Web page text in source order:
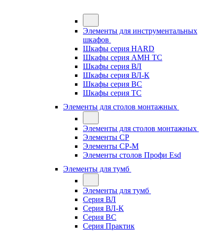
Элементы для инструментальных
шкафов
Шкафы серия HARD
Шкафы серия АМН ТС
Шкафы серия ВЛ
Шкафы серия ВЛ-К
Шкафы серия ВС
Шкафы серия ТС
Элементы для столов монтажных
Элементы для столов монтажных
Элементы СР
Элементы СР-М
Элементы столов Профи Esd
Элементы для тумб
Элементы для тумб
Серия ВЛ
Серия ВЛ-К
Серия ВС
Серия Практик